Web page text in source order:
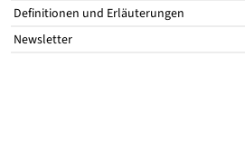
Definitionen und Erläuterungen
Newsletter